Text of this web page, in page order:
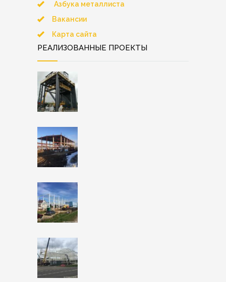
Азбука металлиста
Вакансии
Карта сайта
РЕАЛИЗОВАННЫЕ ПРОЕКТЫ